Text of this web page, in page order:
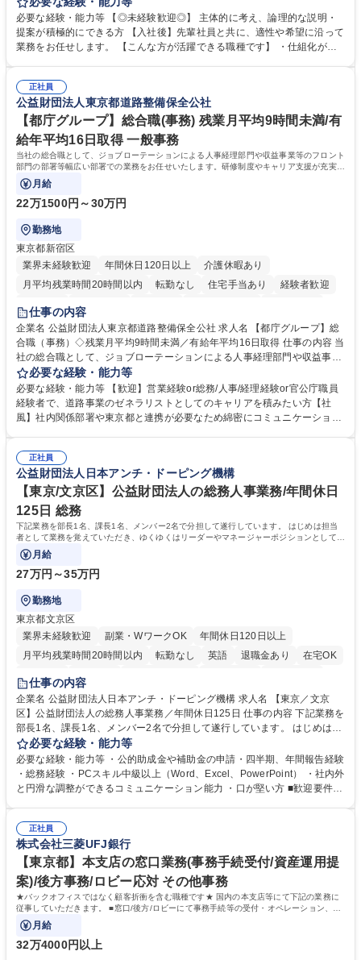
や成長に貢献している部署です。 会社の全メンバーが安心して長く成果を
発揮できる環境を整えるために、毎日のメンテナンスや維持管理に加え、
新たな施策検討を積極的に行っていただき、会社全体を巻き込み課題解決
幅広い業務の体得が可能で、多様なキャリアパスを描くことも可能です。
募集職種 【総務】未経験歓迎◎/リモート可/世界で唯一の事業/福利厚生◎/
再雇用有
必要な経験・能力等 【◎未経験歓迎◎】 主体的に考え、論理的な説明・
提案が積極的にできる方 【入社後】先輩社員と共に、適性や希望に沿って
業務をお任せします。 【こんな方が活躍できる職種です】 ・仕組化が好
対処できる・新しいことに興味関心がある 【魅力】■自己啓発支援：資格
取得や通信教育など費用の80%（年間25万円まで）を補助 ■住宅手当：家
賃の50%（月額7万円まで）を補助 学歴・資格 学歴：大学院 大学 語学
力： 資格：
正社員
公益財団法人東京都道路整備保全公社
【都庁グループ】総合職(事務) 残業月平均9時間未満/有
給年平均16日取得 一般事務
当社の総合職として、ジョブローテーションによる人事経理部門や収益事業等のフロント
部門の部署等幅広い部署での業務をお任せいたします。研修制度やキャリア支援が充実し
ております！ ※下記業務詳細
月給
22万1500円～30万円
勤務地
東京都新宿区
業界未経験歓迎
年間休日120日以上
介護休暇あり
月平均残業時間20時間以内
転勤なし 住宅手当あり
経験者歓迎
研修あり
退職金あり
駅近5分以内
資格取得手当あり 食事補助あり
仕事の内容
企業名 公益財団法人東京都道路整備保全公社 求人名 【都庁グループ】総
合職（事務）◇残業月平均9時間未満／有給年平均16日取得 仕事の内容 当
社の総合職として、ジョブローテーションによる人事経理部門や収益事業
等のフロント部門の部署等幅広い部署での業務をお任せいたします。研修
制度やキャリア支援が充実しております！ ※下記業務詳細 【業務詳細】■
管理部門：広報、人事、経理など当公社の運営に係る管理業務 ■収益部
門：駐車場の新規開拓、管理運営、新宿駅西口広場の「イベントコーナ
道路施設や道路工事現場の見学ツアー事業 ※入社後は上記いずれかの部門
へ配属。※業務内容変更の範囲：会社の定める業務 募集職種 【都庁グル
ープ】総合職（事務）◇残業月平均9時間未満／有給年平均16日取得
必要な経験・能力等
必要な経験・能力等 【歓迎】営業経験or総務/人事/経理経験or官公庁職員
経験者で、道路事業のゼネラリストとしてのキャリアを積みたい方【社
風】社内関係部署や東京都と連携が必要なため綿密にコミュニケーション
部門など多岐に渡る業務を経験できます。 ■様々なプロジェクト：駐車場
事業の他、新宿駅西口広場内に設置された照明を兼ねた広告「ブライトサ
イン」の管理運営を行うなど、事業収益を生み出す活動を積極的に行って
います。 学歴・資格 学歴：大学院 大学 高専 短大 専修学校 高校 語学力：
資格：
正社員
公益財団法人日本アンチ・ドーピング機構
【東京/文京区】公益財団法人の総務人事業務/年間休日
125日 総務
下記業務を部長1名、課長1名、メンバー2名で分担して遂行しています。 はじめは担当
者として業務を覚えていただき、ゆくゆくはリーダーやマネージャーポジションとして活
躍いただくことを期待しています。
月給
27万円～35万円
勤務地
東京都文京区
業界未経験歓迎
副業・WワークOK
年間休日120日以上
月平均残業時間20時間以内
転勤なし 英語 退職金あり
在宅OK
賞与あり
育休あり
食事補助あり
仕事の内容
企業名 公益財団法人日本アンチ・ドーピング機構 求人名 【東京／文京
区】公益財団法人の総務人事業務／年間休日125日 仕事の内容 下記業務を
部長1名、課長1名、メンバー2名で分担して遂行しています。 はじめは担
当者として業務を覚えていただき、ゆくゆくはリーダーやマネージャーポ
ジションとして活躍いただくことを期待しています。 【総務・人事グルー
プの業務内容】 ・人事制度関連 ・採用活動 ・教育研修の企画、実行 ・勤
怠管理 ・官公庁への各種提出 ・法定の会議運営（評議員会、理事会） ・
管理 ・福利厚生関連 ・職員からの問合せ、相談対応 ・その他日常の総務
業務全般 募集職種 【東京／文京区】公益財団法人の総務人事業務／年間
休日125日
必要な経験・能力等
必要な経験・能力等 ・公的助成金や補助金の申請・四半期、年間報告経験
・総務経験 ・PCスキル中級以上（Word、Excel、PowerPoint） ・社内外
と円滑な調整ができるコミュニケーション能力 ・口が堅い方 ■歓迎要件
正社員
株式会社三菱UFJ銀行
【東京都】本支店の窓口業務(事務手続受付/資産運用提
案)/後方事務/ロビー応対 その他事務
★バックオフィスではなく顧客折衝を含む職種です★ 国内の本支店等にて下記の業務に
従事していただきます。 ■窓口/後方/ロビーにて事務手続等の受付・オペレーション、お
客様対応
月給
32万4000円以上